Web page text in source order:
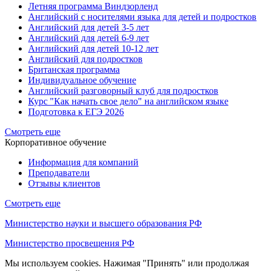
Летняя программа Виндзорленд
Английский с носителями языка для детей и подростков
Английский для детей 3-5 лет
Английский для детей 6-9 лет
Английский для детей 10-12 лет
Английский для подростков
Британская программа
Индивидуальное обучение
Английский разговорный клуб для подростков
Курс "Как начать свое дело" на английском языке
Подготовка к ЕГЭ 2026
Смотреть еще
Корпоративное обучение
Информация для компаний
Преподаватели
Отзывы клиентов
Смотреть еще
Министерство науки и высшего образования РФ
Министерство просвещения РФ
Мы используем cookies. Нажимая "Принять" или продолжая